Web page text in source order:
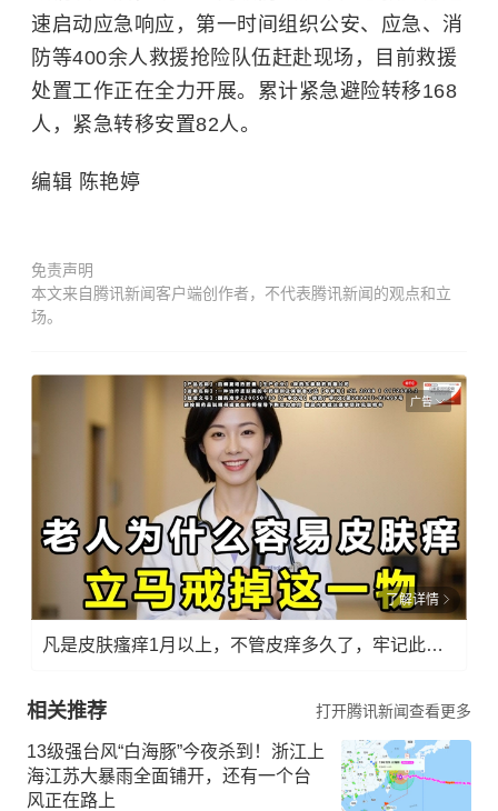
速启动应急响应，第一时间组织公安、应急、消
防等400余人救援抢险队伍赶赴现场，目前救援
处置工作正在全力开展。累计紧急避险转移168
人，紧急转移安置82人。
编辑 陈艳婷
免责声明
本文来自腾讯新闻客户端创作者，不代表腾讯新闻的观点和立
场。
广告
了解详情
凡是皮肤瘙痒1月以上，不管皮痒多久了，牢记此法，快！准！狠！
相关推荐 打开腾讯新闻查看更多
13级强台风“白海豚”今夜杀到！浙江上
海江苏大暴雨全面铺开，还有一个台
风正在路上